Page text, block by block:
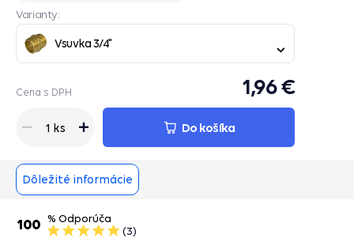
Varianty:
Vsuvka 3/4"
Cena s DPH 1,96 €
1 ks Do košíka
Dôležité informácie
% Odporúča
(3)
100